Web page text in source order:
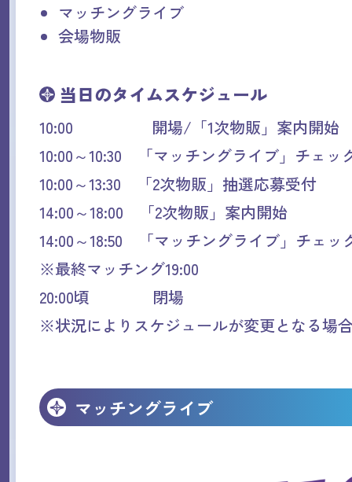
マッチングライブ
会場物販
当日のタイムスケジュール
10:00 開場/「1次物販」案内開始
10:00～10:30 「マッチングライブ」チェッ
10:00～13:30 「2次物販」抽選応募受付
14:00～18:00 「2次物販」案内開始
14:00～18:50 「マッチングライブ」チェッ
※最終マッチング19:00
20:00頃 閉場
※状況によりスケジュールが変更となる場
マッチングライブ